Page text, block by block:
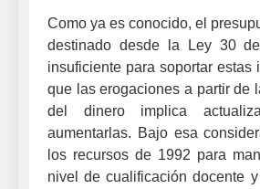
Como ya es conocido, el
destinado desde la Ley 30
insuficiente para soportar estas
que las erogaciones a partir de
del dinero implica
aumentarlas. Bajo esa
los recursos de 1992 para
nivel de cualificación docente